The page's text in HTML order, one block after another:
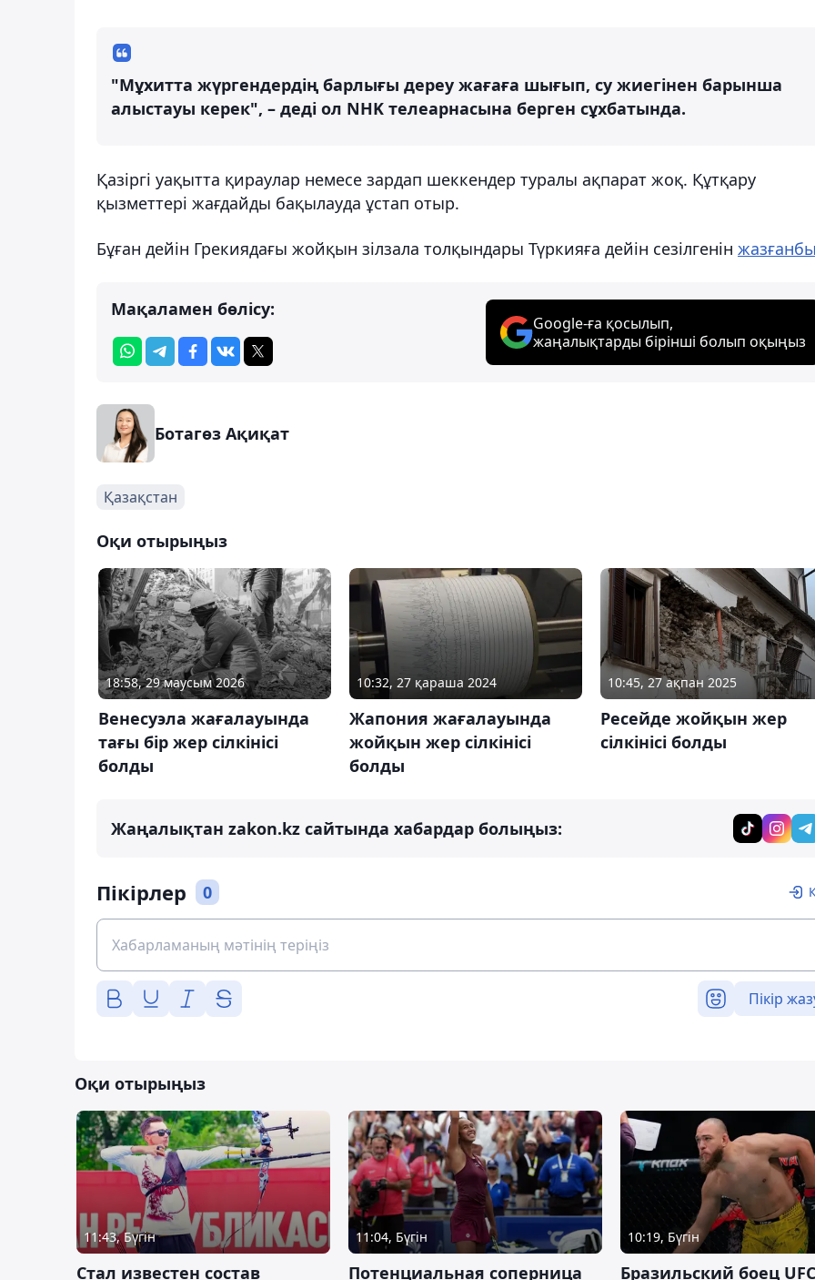
"Мұхитта жүргендердің барлығы дереу жағаға шығып, су жиегінен барынша
алыстауы керек", – деді ол NHK телеарнасына берген сұхбатында.
Қазіргі уақытта қираулар немесе зардап шеккендер туралы ақпарат жоқ. Құтқару
қызметтері жағдайды бақылауда ұстап отыр.
Бұған дейін Грекиядағы жойқын зілзала толқындары Түркияға дейін сезілгенін
Мақаламен бөлісу:
Google-ға қосылып,
жаңалықтарды бірінші болып оқыңыз
Ботагөз Ақиқат
Қазақстан
Оқи отырыңыз
18:58, 29 маусым 2026
Венесуэла жағалауында
тағы бір жер сілкінісі
болды
10:32, 27 қараша 2024
Жапония жағалауында
жойқын жер сілкінісі
болды
10:45, 27 ақпан 2025
Ресейде жойқын жер
сілкінісі болды
Жаңалықтан zakon.kz сайтында хабардар болыңыз:
Пікірлер 0
Пікір
Оқи отырыңыз
11:43, Бүгін
Стал известен состав
11:04, Бүгін
Потенциальная соперница
10:19, Бүгін
Бразильский боец